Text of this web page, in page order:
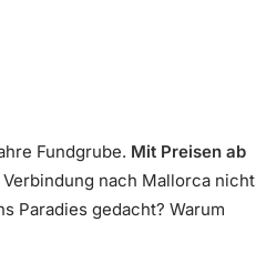
Fundgrube. Mit Preisen ab
nach Mallorca nicht
Paradies gedacht? Warum